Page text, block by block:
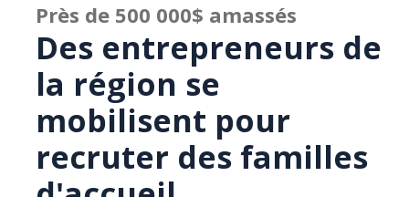
Près de 500 000$ amassés
Des entrepreneurs de
la région se
mobilisent pour
recruter des familles